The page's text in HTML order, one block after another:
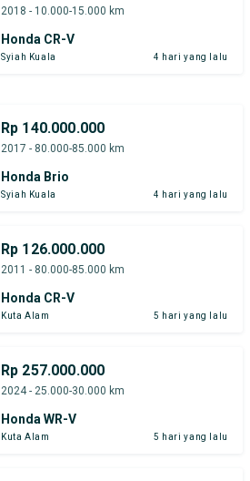
2018 - 10.000-15.000 km
Honda CR-V
Syiah Kuala 4 hari yang lalu
Rp 140.000.000
2017 - 80.000-85.000 km
Honda Brio
Syiah Kuala 4 hari yang lalu
Rp 126.000.000
2011 - 80.000-85.000 km
Honda CR-V
Kuta Alam 5 hari yang lalu
Rp 257.000.000
2024 - 25.000-30.000 km
Honda WR-V
Kuta Alam 5 hari yang lalu